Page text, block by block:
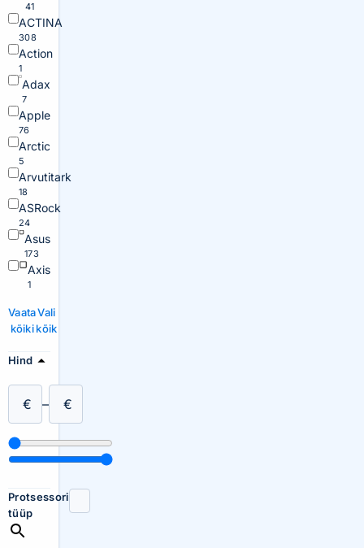
41
ACTINA
308
Action
1
Adax
7
Apple
76
Arctic
5
Arvutitark
18
ASRock
24
Asus
173
Axis
1
Vaata
kõiki
Vali
kõik
Hind
€ – €
Protsessori
tüüp